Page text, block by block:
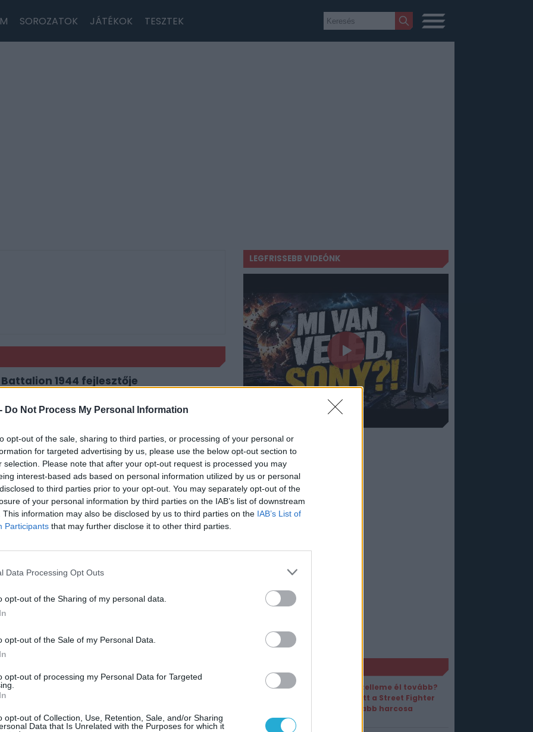
Do Not Process My Personal Information
opt-out of the sale, sharing to third parties, or processing of your personal or
for targeted advertising by us, please use the below opt-out section to
selection. Please note that after your opt-out request is processed you may
interest-based ads based on personal information utilized by us or personal
to third parties prior to your opt-out. You may separately opt-out of the
of your personal information by third parties on the IAB’s list of downstream
This information may also be disclosed by us to third parties on the IAB’s List of
Participants that may further disclose it to other third parties.
Data Processing Opt Outs
opt-out of the Sharing of my personal data.
opt-out of the Sale of my Personal Data.
opt-out of processing my Personal Data for Targeted
opt-out of Collection, Use, Retention, Sale, and/or Sharing
Data that Is Unrelated with the Purposes for which it
SOROZATOK JÁTÉKOK TESZTEK
1944 fejlesztője
keres az ETS2 Hungary Map projekt
Access teszt
kitűnő játékhelyszínek
a Wreckfest?
Andreas legjobbjai
a játékiparban
LEGFRISSEBB VIDEÓNK
Ibuki szelleme él tovább?
Ilyen lett a Street Fighter
6 legújabb harcosa